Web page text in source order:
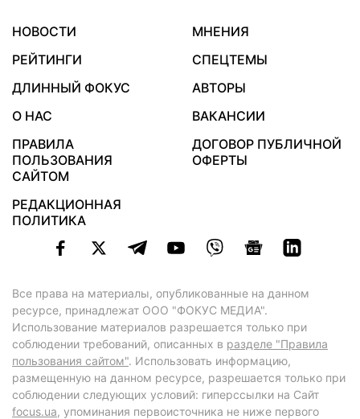
НОВОСТИ
МНЕНИЯ
РЕЙТИНГИ
СПЕЦТЕМЫ
ДЛИННЫЙ ФОКУС
АВТОРЫ
О НАС
ВАКАНСИИ
ПРАВИЛА
ПОЛЬЗОВАНИЯ
САЙТОМ
ДОГОВОР ПУБЛИЧНОЙ
ОФЕРТЫ
РЕДАКЦИОННАЯ
ПОЛИТИКА
Все права на материалы, опубликованные на данном
ресурсе, принадлежат ООО "ФОКУС МЕДИА".
Использование материалов разрешается только при
соблюдении требований, описанных в разделе "Правила
пользования сайтом". Использовать информацию,
размещенную на данном ресурсе, разрешается только при
соблюдении следующих условий: гиперссылки на Сайт
focus.ua, упоминания первоисточника не ниже первого